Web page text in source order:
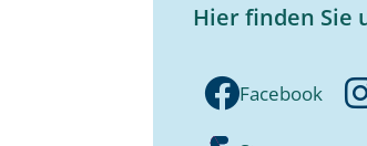
Hier finden Sie
Facebook